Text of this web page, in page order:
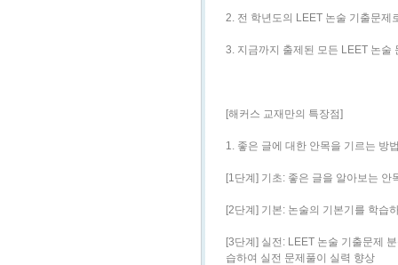
2. 전 학년도의 LEET 논술 기출문제
3. 지금까지 출제된 모든 LEET 논술
[해커스 교재만의 특장점]
1. 좋은 글에 대한 안목을 기르는 방
[1단계] 기초: 좋은 글을 알아보는
[2단계] 기본: 논술의 기본기를 학습
[3단계] 실전: LEET 논술 기출문제
습하여 실전 문제풀이 실력 향상